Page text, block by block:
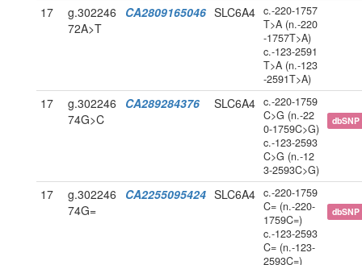
17
g.302246
72A>T
CA2809165046 SLC6A4 c.-220-1757
T>A (n.-220
-1757T>A)
c.-123-2591
T>A (n.-123
-2591T>A)
17
g.302246
74G>C
CA289284376 SLC6A4 c.-220-1759
C>G (n.-22
0-1759C>G)
c.-123-2593
C>G (n.-12
3-2593C>G)
dbSNP
17
g.302246
74G=
CA2255095424 SLC6A4 c.-220-1759
C= (n.-220-
1759C=)
c.-123-2593
C= (n.-123-
2593C=)
dbSNP